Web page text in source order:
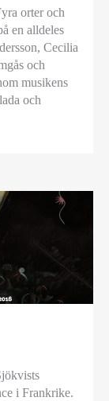
orter och
en alldeles
Cecilia
och
musikens
och
i Frankrike.